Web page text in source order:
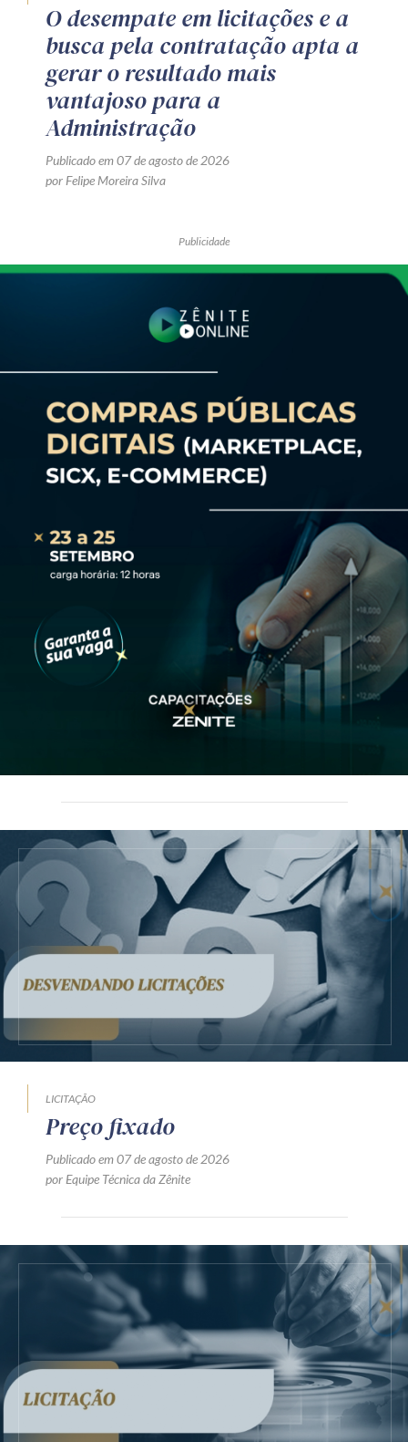
O desempate em licitações e a
busca pela contratação apta a
gerar o resultado mais
vantajoso para a
Administração
Publicado em 07 de agosto de 2026
por Felipe Moreira Silva
Publicidade
LICITAÇÃO
Preço fixado
Publicado em 07 de agosto de 2026
por Equipe Técnica da Zênite